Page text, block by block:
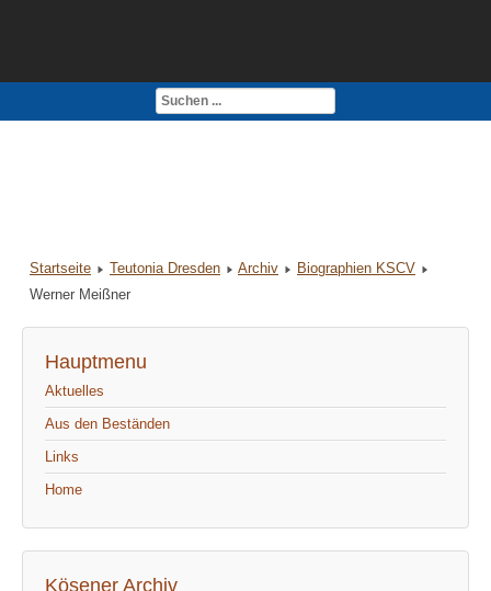
Impressum
Startseite Teutonia Dresden Archiv
Biographien KSCV
Werner Meißner
Hauptmenu
Aktuelles
Aus den Beständen
Links
Home
Kösener Archiv